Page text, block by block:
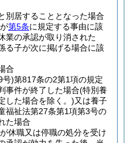
別居することとなった場合
第5条に規定する事由に該
業の承認が取り消された
る子が次に掲げる場合に該
合
号)第817条の2第1項の規定
事件が終了した場合(特別養
した場合を除く。)又は養子
福祉法第27条第1項第3号の
た場合
休職又は停職の処分を受け